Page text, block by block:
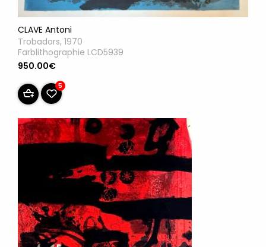
CLAVE Antoni
Trobadors, 1970
Farblithographie LCD5939
950.00€
5